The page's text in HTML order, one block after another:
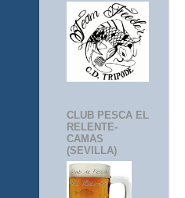
CLUB PESCA EL
RELENTE-
CAMAS
(SEVILLA)